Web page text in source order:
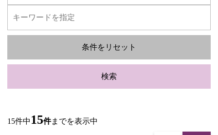
条件をリセット
検索
15件中 15件までを表示中